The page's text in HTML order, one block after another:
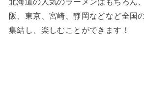
阪、東京、宮崎、静岡などなど全国
集結し、楽しむことができます！